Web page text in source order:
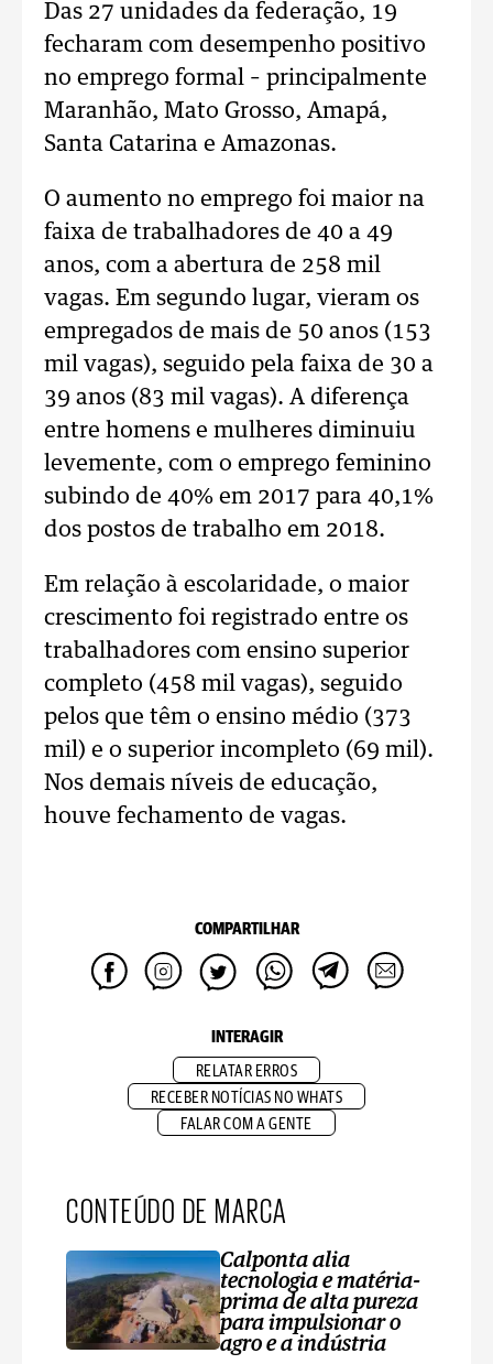
Das 27 unidades da federação, 19
fecharam com desempenho positivo
no emprego formal – principalmente
Maranhão, Mato Grosso, Amapá,
Santa Catarina e Amazonas.
O aumento no emprego foi maior na
faixa de trabalhadores de 40 a 49
anos, com a abertura de 258 mil
vagas. Em segundo lugar, vieram os
empregados de mais de 50 anos (153
mil vagas), seguido pela faixa de 30 a
39 anos (83 mil vagas). A diferença
entre homens e mulheres diminuiu
levemente, com o emprego feminino
subindo de 40% em 2017 para 40,1%
dos postos de trabalho em 2018.
Em relação à escolaridade, o maior
crescimento foi registrado entre os
trabalhadores com ensino superior
completo (458 mil vagas), seguido
pelos que têm o ensino médio (373
mil) e o superior incompleto (69 mil).
Nos demais níveis de educação,
houve fechamento de vagas.
COMPARTILHAR
INTERAGIR
RELATAR ERROS
RECEBER NOTÍCIAS NO WHATS
FALAR COM A GENTE
CONTEÚDO DE MARCA
Calponta alia
tecnologia e matéria-
prima de alta pureza
para impulsionar o
agro e a indústria